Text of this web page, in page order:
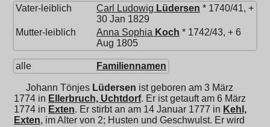
Vater-leiblich Carl Ludowig Lüdersen * 1740/41, +
30 Jan 1829
Mutter-leiblich
Anna Sophia Koch * 1742/43, + 6
Aug 1805
alle Familiennamen
Johann Tönjes Lüdersen ist geboren am 3 März
1774 in Ellerbruch, Uchtdorf. Er ist getauft am 6 März
1774 in Exten. Er stirbt an am 14 Januar 1777 in Kehl,
Exten, im Alter von 2; Husten und Geschwulst. Er wird